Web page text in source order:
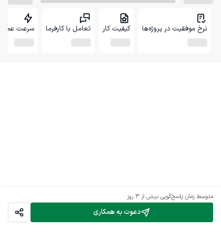
دعوت به همکاری
متوسط زمان پاسخ‌گویی بیش از ۳ روز
نرخ موفقیت در پروژه‌ها کیفیت کار تعامل با کارفرما سرعت عمل